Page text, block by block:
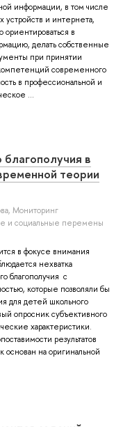
информации, в том числе
устройств и интернета,
в
делать собственные
при принятии
современного
в профессиональной и
...
в
теории
, Мониторинг
и социальные перемены
в фокусе внимания
нехватка
благополучия с
которые позволяли бы
для детей школьного
опросник субъективного
характеристики.
результатов
основан на оригинальной